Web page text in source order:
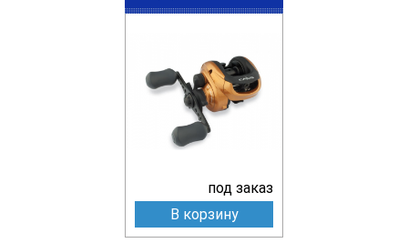
под заказ
В корзину